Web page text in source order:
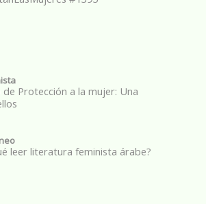
Protección a la mujer: Una
leer literatura feminista árabe?